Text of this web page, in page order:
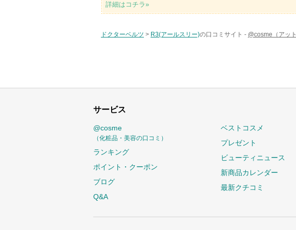
詳細はコチラ»
ドクターベルツ > R3(アールスリー)の口コミサイト - @cosme（アッ
サービス
@cosme
（化粧品・美容の口コミ）
ランキング
ポイント・クーポン
ブログ
Q&A
ベストコスメ
プレゼント
ビューティニュース
新商品カレンダー
最新クチコミ